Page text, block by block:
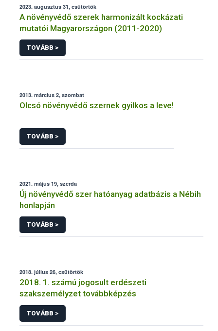
2023. augusztus 31, csütörtök
A növényvédő szerek harmonizált kockázati
mutatói Magyarországon (2011-2020)
TOVÁBB >
2013. március 2, szombat
Olcsó növényvédő szernek gyilkos a leve!
TOVÁBB >
2021. május 19, szerda
Új növényvédő szer hatóanyag adatbázis a Nébih
honlapján
TOVÁBB >
2018. július 26, csütörtök
2018. 1. számú jogosult erdészeti
szakszemélyzet továbbképzés
TOVÁBB >